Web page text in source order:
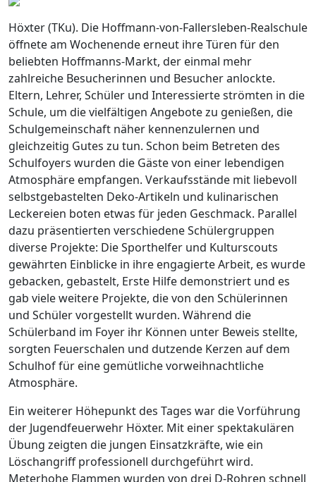
Höxter (TKu). Die Hoffmann-von-Fallersleben-Realschule
öffnete am Wochenende erneut ihre Türen für den
beliebten Hoffmanns-Markt, der einmal mehr
zahlreiche Besucherinnen und Besucher anlockte.
Eltern, Lehrer, Schüler und Interessierte strömten in die
Schule, um die vielfältigen Angebote zu genießen, die
Schulgemeinschaft näher kennenzulernen und
gleichzeitig Gutes zu tun. Schon beim Betreten des
Schulfoyers wurden die Gäste von einer lebendigen
Atmosphäre empfangen. Verkaufsstände mit liebevoll
selbstgebastelten Deko-Artikeln und kulinarischen
Leckereien boten etwas für jeden Geschmack. Parallel
dazu präsentierten verschiedene Schülergruppen
diverse Projekte: Die Sporthelfer und Kulturscouts
gewährten Einblicke in ihre engagierte Arbeit, es wurde
gebacken, gebastelt, Erste Hilfe demonstriert und es
gab viele weitere Projekte, die von den Schülerinnen
und Schüler vorgestellt wurden. Während die
Schülerband im Foyer ihr Können unter Beweis stellte,
sorgten Feuerschalen und dutzende Kerzen auf dem
Schulhof für eine gemütliche vorweihnachtliche
Atmosphäre.
Ein weiterer Höhepunkt des Tages war die Vorführung
der Jugendfeuerwehr Höxter. Mit einer spektakulären
Übung zeigten die jungen Einsatzkräfte, wie ein
Löschangriff professionell durchgeführt wird.
Meterhohe Flammen wurden von drei D-Rohren schnell